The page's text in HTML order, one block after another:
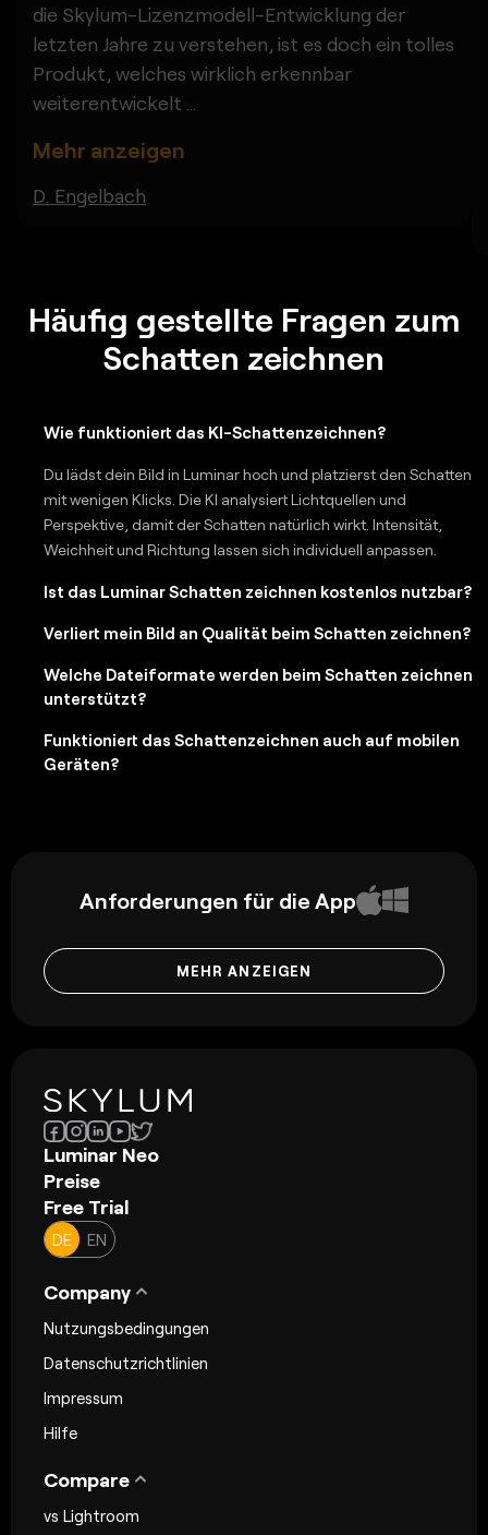
die Skylum-Lizenzmodell-Entwicklung der
letzten Jahre zu verstehen, ist es doch ein tolles
Produkt, welches wirklich erkennbar
weiterentwickelt
Mehr anzeigen
D. Engelbach
Häufig gestellte Fragen zum
Schatten zeichnen
Wie funktioniert das KI-Schattenzeichnen?
Du lädst dein Bild in Luminar hoch und platzierst den Schatten
mit wenigen Klicks. Die KI analysiert Lichtquellen und
Perspektive, damit der Schatten natürlich wirkt. Intensität,
Weichheit und Richtung lassen sich individuell anpassen.
Ist das Luminar Schatten zeichnen kostenlos nutzbar?
Verliert mein Bild an Qualität beim Schatten zeichnen?
Welche Dateiformate werden beim Schatten zeichnen
unterstützt?
Funktioniert das Schattenzeichnen auch auf mobilen
Geräten?
Anforderungen für die App
MEHR ANZEIGEN
Luminar Neo
Preise
Free Trial
DE EN
Company
Nutzungsbedingungen
Datenschutzrichtlinien
Impressum
Hilfe
Compare
vs Lightroom